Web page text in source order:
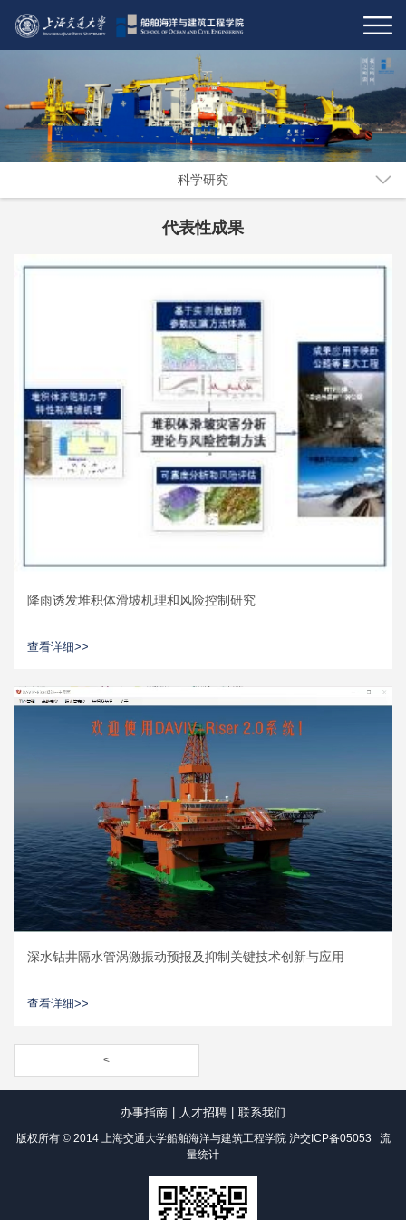
科学研究
代表性成果
降雨诱发堆积体滑坡机理和风险控制研究
查看详细>>
深水钻井隔水管涡激振动预报及抑制关键技术创新与应用
查看详细>>
<
办事指南 人才招聘 联系我们
版权所有 © 2014 上海交通大学船舶海洋与建筑工程学院 沪交ICP备05053
流
量统计